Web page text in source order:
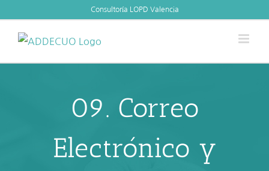
content
Consultoría LOPD Valencia
09. Correo
Electrónico y